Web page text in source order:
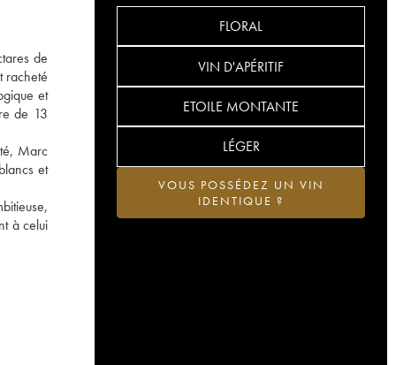
de
racheté
et
de 13
Marc
et
à celui
FLORAL
VIN D'APÉRITIF
ETOILE MONTANTE
LÉGER
VOUS POSSÉDEZ UN VIN
IDENTIQUE ?